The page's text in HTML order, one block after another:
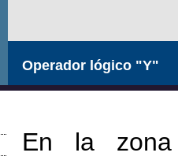
Operador lógico "Y"
En la